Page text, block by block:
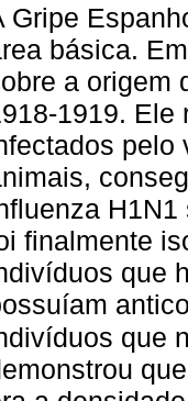
Gripe
básica.
a origem
1919. Ele
pelo
finalmente
que
que